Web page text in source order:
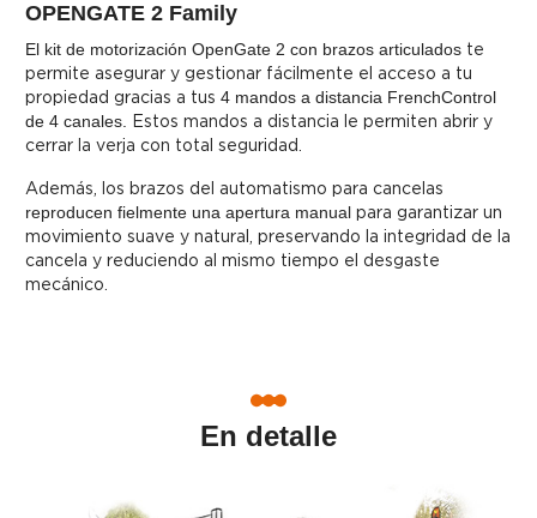
OPENGATE 2 Family
El kit de motorización OpenGate 2 con brazos articulados te
permite asegurar y gestionar fácilmente el acceso a tu
propiedad gracias a tus 4 mandos a distancia FrenchControl
de 4 canales.
Estos mandos a distancia le permiten abrir y
cerrar la verja con total seguridad.
Además, los brazos del automatismo para cancelas
reproducen fielmente una apertura manual para garantizar un
movimiento suave y natural, preservando la integridad de la
cancela y reduciendo al mismo tiempo el desgaste
mecánico.
En detalle